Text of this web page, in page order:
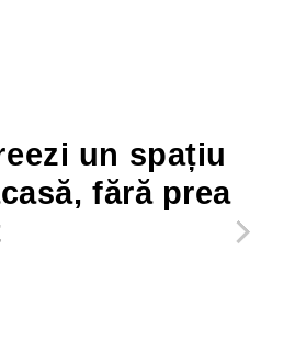
un spațiu
fără prea